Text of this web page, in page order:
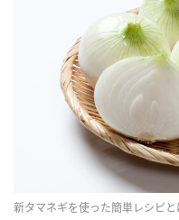
新タマネギを使った簡単レシピと